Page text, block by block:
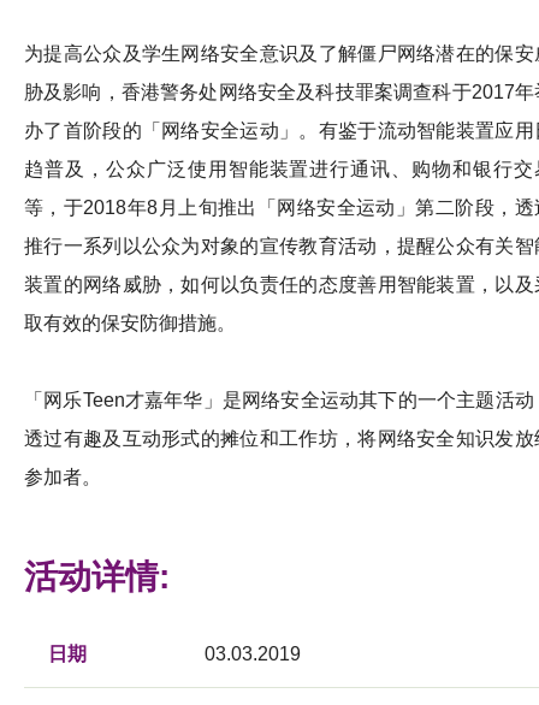
科技分享
会籍
为提高公众及学生网络安全意识及了解僵尸网络潜在的保安
胁及影响，香港警务处网络安全及科技罪案调查科于2017年
办了首阶段的「网络安全运动」。有鉴于流动智能装置应用
趋普及，公众广泛使用智能装置进行通讯、购物和银行交
等，于2018年8月上旬推出「网络安全运动」第二阶段，透
推行一系列以公众为对象的宣传教育活动，提醒公众有关智
装置的网络威胁，如何以负责任的态度善用智能装置，以及
取有效的保安防御措施。
「网乐Teen才嘉年华」是网络安全运动其下的一个主题活动
透过有趣及互动形式的摊位和工作坊，将网络安全知识发放
参加者。
活动详情:
日期 03.03.2019